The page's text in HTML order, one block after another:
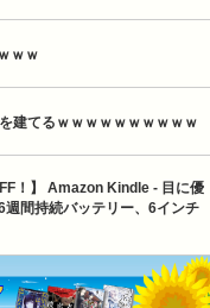
ｗｗ
建てるｗｗｗｗｗｗｗｗｗｗ
！】 Amazon Kindle - 目に優
間持続バッテリー、6インチ